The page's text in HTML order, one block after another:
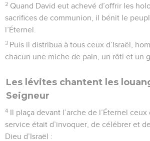
2 Quand David eut achevé d’offrir les
sacrifices de communion, il bénit le
l’Éternel.
3 Puis il distribua à tous ceux d’Israël,
chacun une miche de pain, un rôti et un
Les lévites chantent les
Seigneur
4 Il plaça devant l’arche de l’Éternel
service était d’invoquer, de célébrer et
Dieu d’Israël :